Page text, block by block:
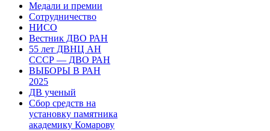
Медали и премии
Сотрудничество
НИСО
Вестник ДВО РАН
55 лет ДВНЦ АН
СССР — ДВО РАН
ВЫБОРЫ В РАН
2025
ДВ ученый
Сбор средств на
установку памятника
академику Комарову